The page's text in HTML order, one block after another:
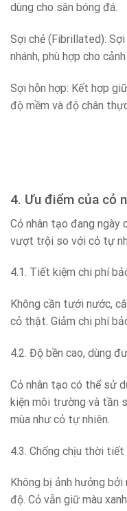
dùng cho sân bóng đá.
Sợi chẻ (Fibrillated):
nhánh, phù hợp cho
Sợi hỗn hợp: Kết hợp
độ mềm và độ chân
4. Ưu điểm của cỏ
Cỏ nhân tạo đang ngày
vượt trội so với cỏ tự
4.1. Tiết kiệm chi phí
Không cần tưới nước,
cỏ thật. Giảm chi phí
4.2. Độ bền cao, dùng
Cỏ nhân tạo có thể sử
kiện môi trường và tần
mùa như cỏ tự nhiên.
4.3. Chống chịu thời
Không bị ảnh hưởng
độ. Cỏ vẫn giữ màu